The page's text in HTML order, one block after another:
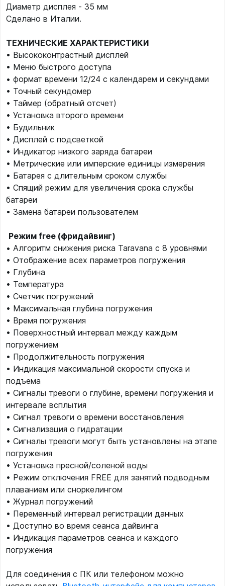
Диаметр дисплея - 35 мм
Сделано в Италии.
ТЕХНИЧЕСКИЕ ХАРАКТЕРИСТИКИ
• Высококонтрастный дисплей
• Меню быстрого доступа
• формат времени 12/24 с календарем и секундами
• Точный секундомер
• Таймер (обратный отсчет)
• Установка второго времени
• Будильник
• Дисплей с подсветкой
• Индикатор низкого заряда батареи
• Метрические или имперские единицы измерения
• Батарея с длительным сроком службы
• Спящий режим для увеличения срока службы
батареи
• Замена батареи пользователем
Режим free (фридайвинг)
• Алгоритм снижения риска Taravana с 8 уровнями
• Отображение всех параметров погружения
• Глубина
• Температура
• Счетчик погружений
• Максимальная глубина погружения
• Время погружения
• Поверхностный интервал между каждым
погружением
• Продолжительность погружения
• Индикация максимальной скорости спуска и
подъема
• Сигналы тревоги о глубине, времени погружения и
интервале всплытия
• Сигнал тревоги о времени восстановления
• Сигнализация о гидратации
• Сигналы тревоги могут быть установлены на этапе
погружения
• Установка пресной/соленой воды
• Режим отключения FREE для занятий подводным
плаванием или сноркелингом
• Журнал погружений
• Переменный интервал регистрации данных
• Доступно во время сеанса дайвинга
• Индикация параметров сеанса и каждого
погружения
Для соединения с ПК или телефоном можно